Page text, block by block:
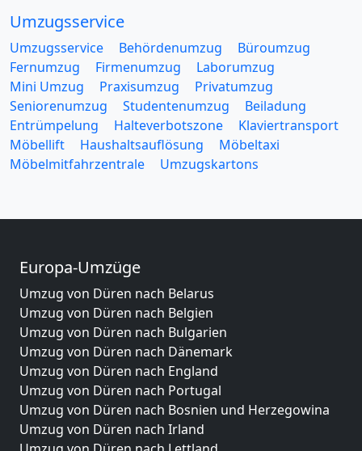
Umzugsservice
Umzugsservice Behördenumzug
Büroumzug
Fernumzug
Firmenumzug
Laborumzug
Mini Umzug
Praxisumzug
Privatumzug
Seniorenumzug
Studentenumzug
Beiladung
Entrümpelung
Halteverbotszone
Klaviertransport
Möbellift
Haushaltsauflösung
Möbeltaxi
Möbelmitfahrzentrale
Umzugskartons
Europa-Umzüge
Umzug von Düren nach Belarus
Umzug von Düren nach Belgien
Umzug von Düren nach Bulgarien
Umzug von Düren nach Dänemark
Umzug von Düren nach England
Umzug von Düren nach Portugal
Umzug von Düren nach Bosnien und Herzegowina
Umzug von Düren nach Irland